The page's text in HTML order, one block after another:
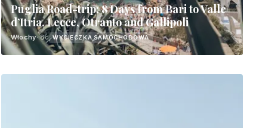
Puglia Road-trip: 8 Days from Bari to Valle
d’Itria, Lecce, Otranto and Gallipoli
Włochy· 8d WYCIECZKA SAMOCHODOWA